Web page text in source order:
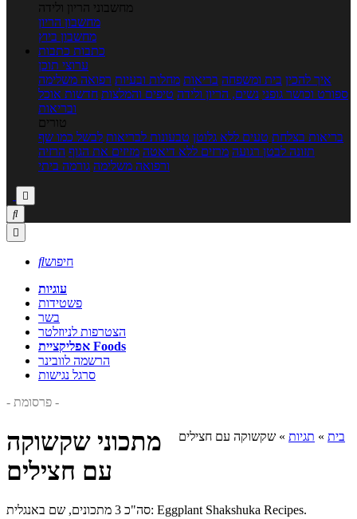
מחשבוני הריון ולידה
מחשבון הריון
מחשבון ביוץ
כתבות כתבות
ערוצי תוכן
איך להכין בית ומשפחה בריאות מחלות ובעיות רפואה משלימה
ספורט וכושר גופני נשים, הריון ולידה טיפים והמלצות חדשות אוכל
ובריאות
טורים
בריאות בצלחת טעים ללא גלוטן טבעונות לבריאות לבשל כמו שף
תזונה לבטן רגועה מרזים ללא דיאטה מזיזים את הגוף הרזיה
ורפואה משלימה גורמה ביתי



חיפוש
עוגיות
פשטידות
בשר
הצטרפות לניוזלטר
אפליקציית Foods
הרשמה לוובינר
סרגל נגישות
- פרסומת -
בית » תגיות » שקשוקה עם חצילים
מתכוני שקשוקה
עם חצילים
סה"כ 3 מתכונים, שם באנגלית: Eggplant Shakshuka Recipes.